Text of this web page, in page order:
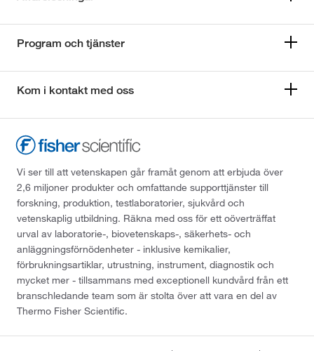
Program och tjänster
Kom i kontakt med oss
Vi ser till att vetenskapen går framåt genom att erbjuda över
2,6 miljoner produkter och omfattande supporttjänster till
forskning, produktion, testlaboratorier, sjukvård och
vetenskaplig utbildning. Räkna med oss för ett oöverträffat
urval av laboratorie-, biovetenskaps-, säkerhets- och
anläggningsförnödenheter - inklusive kemikalier,
förbrukningsartiklar, utrustning, instrument, diagnostik och
mycket mer - tillsammans med exceptionell kundvård från ett
branschledande team som är stolta över att vara en del av
Thermo Fisher Scientific.